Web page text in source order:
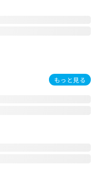
もっと見る